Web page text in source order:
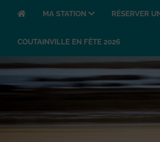
MA STATION RÉSERVER
COUTAINVILLE EN FÊTE 2026